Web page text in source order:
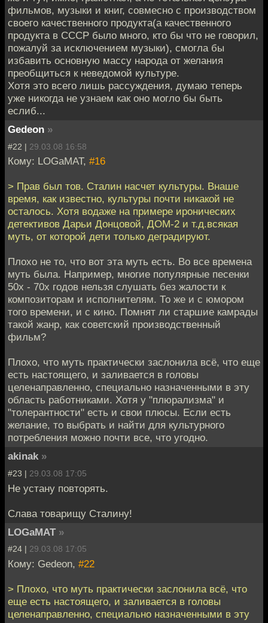
фильмов, музыки и книг, совмесно с производством
своего качественного продукта(а качественного
продукта в СССР было много, кто бы что не говорил,
пожалуй за исключением музыки), смогла бы
избавить основную массу народа от желания
преобщиться к неведомой культуре.
Хотя это всего лишь рассуждения, думаю теперь
уже никогда не узнаем как оно могло бы быть
еслиб...
Gedeon »
#22 | 29.03.08 16:58
Кому: LOGaMAT, #16
> Прав был тов. Сталин насчет культуры. Внаше
время, как известно, культуры почти никакой не
осталось. Хотя водаже на примере иронических
детективов Дарьи Донцовой, ДОМ-2 и т.д.всякая
муть, от которой дети только деградируют.
Плохо не то, что вот эта муть есть. Во все времена
муть была. Например, многие популярные песенки
50х - 70х годов нельзя слушать без жалости к
композиторам и исполнителям. То же и с юмором
того времени, и с кино. Помнят ли старшие камрады
такой жанр, как советский производственный
фильм?
Плохо, что муть практически заслонила всё, что еще
есть настоящего, и заливается в головы
целенаправленно, специально назначенными в эту
область работниками. Хотя у "плюрализма" и
"толерантности" есть и свои плюсы. Если есть
желание, то выбрать и найти для культурного
потребления можно почти все, что угодно.
akinak »
#23 | 29.03.08 17:05
Не устану повторять.
Слава товарищу Сталину!
LOGaMAT »
#24 | 29.03.08 17:05
Кому: Gedeon, #22
> Плохо, что муть практически заслонила всё, что
еще есть настоящего, и заливается в головы
целенаправленно, специально назначенными в эту